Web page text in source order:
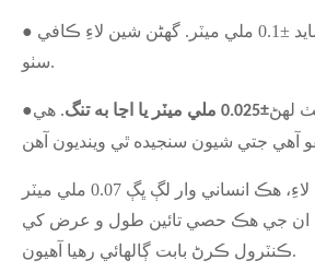
: شايد ±0.1 ملي ميٽر. گهڻن شين لاءِ ڪافي
سٺو.
● لهڻ±0.025 ملي ميٽر يا اڃا به تنگ
. هي
ان کي تصور ڪرڻ لاءِ، هڪ انساني وار لڳ ڀڳ 0.07 ملي ميٽر
ان جي هڪ حصي تائين طول و عرض کي
ڪنٽرول ڪرڻ بابت ڳالهائي رهيا آهيون.